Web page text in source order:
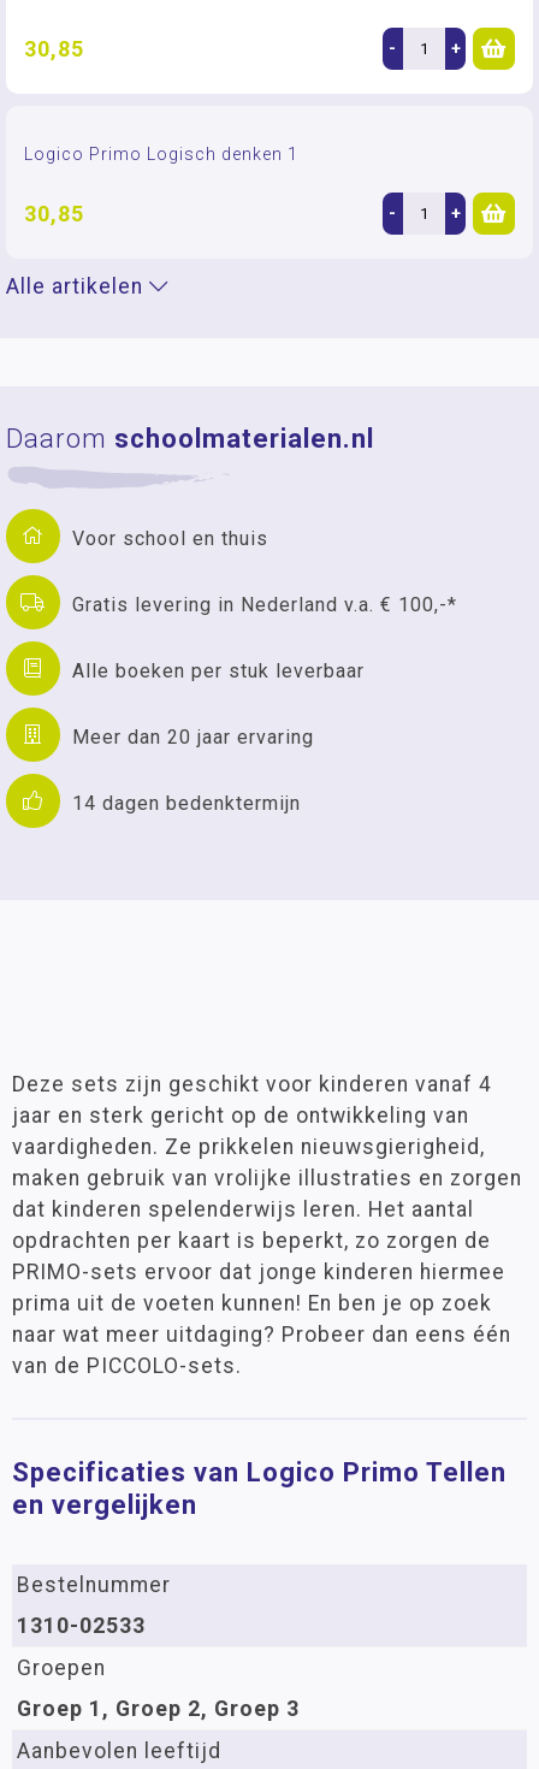
30,85 - +
Logico Primo Logisch denken 1
30,85 - +
Alle artikelen
Daarom schoolmaterialen.nl
Voor school en thuis
Gratis levering in Nederland v.a. € 100,-*
Alle boeken per stuk leverbaar
Meer dan 20 jaar ervaring
14 dagen bedenktermijn
Deze sets zijn geschikt voor kinderen vanaf 4
jaar en sterk gericht op de ontwikkeling van
vaardigheden. Ze prikkelen nieuwsgierigheid,
maken gebruik van vrolijke illustraties en zorgen
dat kinderen spelenderwijs leren. Het aantal
opdrachten per kaart is beperkt, zo zorgen de
PRIMO-sets ervoor dat jonge kinderen hiermee
prima uit de voeten kunnen! En ben je op zoek
naar wat meer uitdaging? Probeer dan eens één
van de PICCOLO-sets.
Specificaties van Logico Primo Tellen
en vergelijken
Bestelnummer
1310-02533
Groepen
Groep 1, Groep 2, Groep 3
Aanbevolen leeftijd